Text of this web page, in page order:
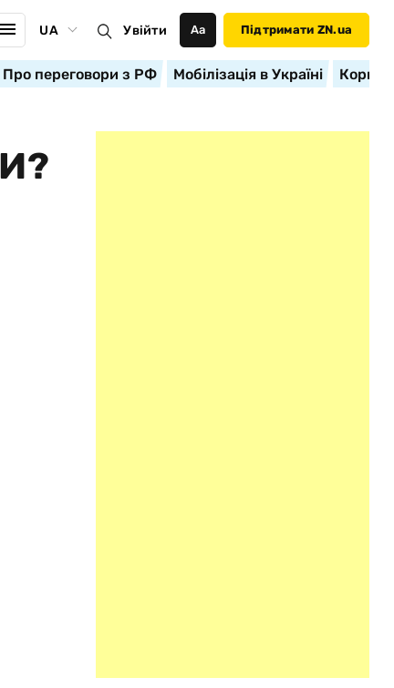
UA Увійти Аа Підтримати ZN.ua
Про переговори з РФ Мобілізація в Україні